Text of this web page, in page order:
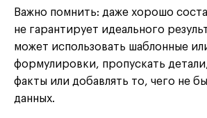
Важно помнить: даже хорошо
не гарантирует идеального
может использовать шаблонные
формулировки, пропускать
факты или добавлять то, чего не
данных.